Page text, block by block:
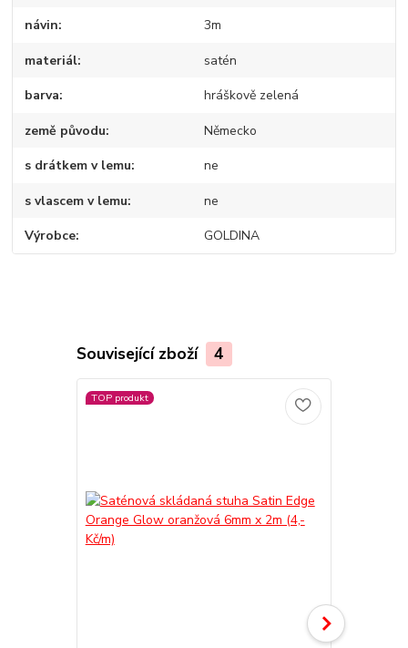
návin 3m
materiál satén
barva hráškově zelená
země původu Německo
s drátkem v lemu ne
s vlascem v lemu ne
Výrobce GOLDINA
Související zboží 4
TOP produkt